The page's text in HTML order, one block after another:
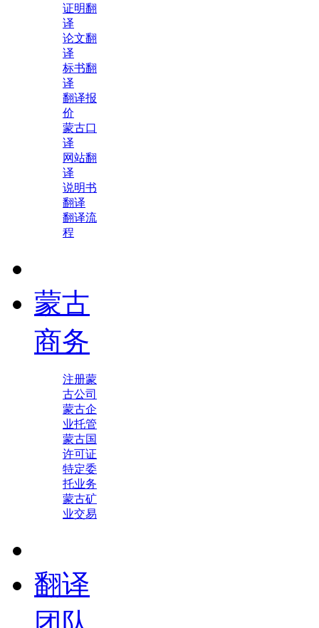
证明翻
译
论文翻
译
标书翻
译
翻译报
价
蒙古口
译
网站翻
译
说明书
翻译
翻译流
程
蒙古
商务
注册蒙
古公司
蒙古企
业托管
蒙古国
许可证
特定委
托业务
蒙古矿
业交易
翻译